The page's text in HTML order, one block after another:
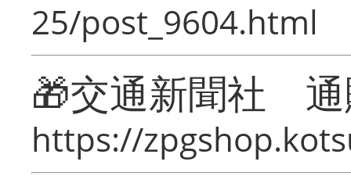
25/post_9604.html
🎁交通新聞社
https://